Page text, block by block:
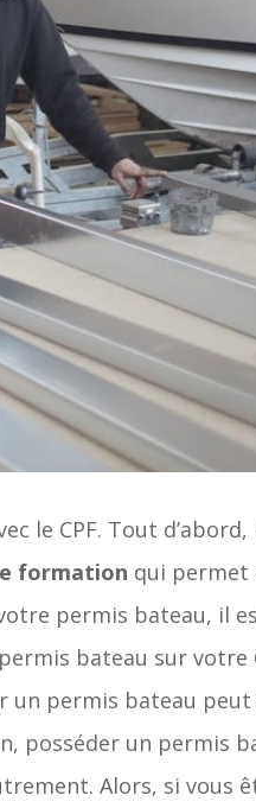
le CPF. Tout
formation qui permet
permis bateau, il
bateau sur
un permis bateau
posséder un permis
Alors, si vous